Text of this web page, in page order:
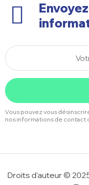
Vous pouvez vous
nos informations de contact
Droits d'auteur ©